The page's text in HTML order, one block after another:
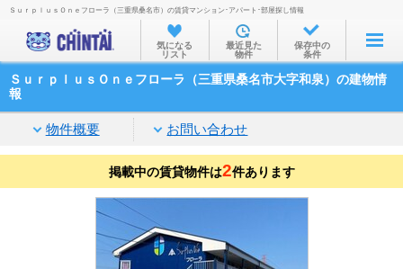
お部屋を探す
沿線・駅から
住所から
家賃相場から
通勤通学時間から
物件特集から
TOP
ＳｕｒｐｌｕｓＯｎｅフローラ（三重県桑名市）の賃貸マンション･アパート･部屋探し情報
気になる
リスト
最近見た
物件
保存中の
条件
ＳｕｒｐｌｕｓＯｎｅフローラ（三重県桑名市大字和泉）の建物情
報
物件概要 お問い合わせ
掲載中の賃貸物件は2件あります